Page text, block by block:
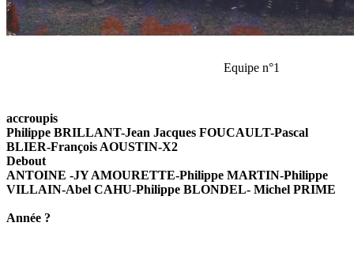
Equipe n°1
accroupis
Philippe BRILLANT-Jean Jacques FOUCAULT-Pascal
BLIER-François AOUSTIN-X2
Debout
ANTOINE -JY AMOURETTE-Philippe MARTIN-Philippe
VILLAIN-Abel CAHU-Philippe BLONDEL- Michel PRIME
Année ?